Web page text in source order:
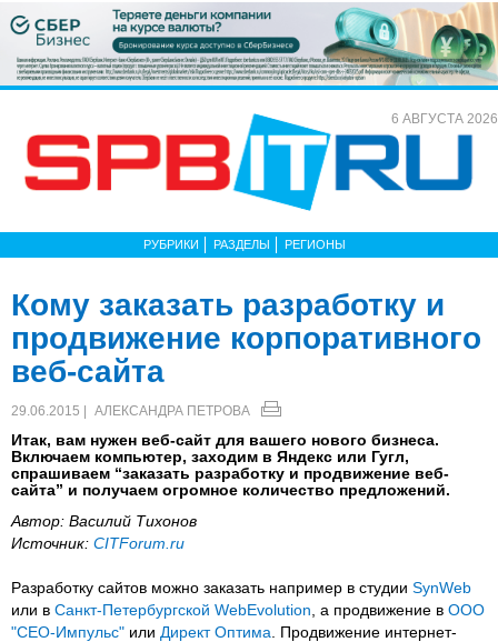
6 АВГУСТА 2026
РУБРИКИ РАЗДЕЛЫ РЕГИОНЫ
Кому заказать разработку и
продвижение корпоративного
веб-сайта
29.06.2015 | АЛЕКСАНДРА ПЕТРОВА
Итак, вам нужен веб-сайт для вашего нового бизнеса.
Включаем компьютер, заходим в Яндекс или Гугл,
спрашиваем “заказать разработку и продвижение веб-
сайта” и получаем огромное количество предложений.
Автор: Василий Тихонов
Источник: CITForum.ru
Разработку сайтов можно заказать например в студии SynWeb
или в Санкт-Петербургской WebEvolution , а продвижение в ООО
"СЕО-Импульс" или Директ Оптима . Продвижение интернет-